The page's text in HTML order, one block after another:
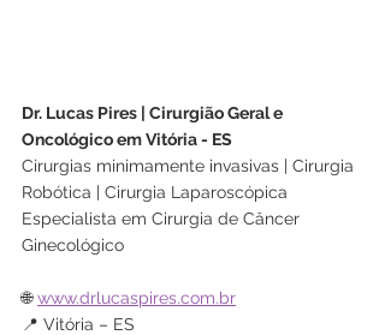
Dr. Lucas Pires | Cirurgião Geral e
Oncológico em Vitória - ES
Cirurgias minimamente invasivas | Cirurgia
Robótica | Cirurgia Laparoscópica
Especialista em Cirurgia de Câncer
Ginecológico
🌐 www.drlucaspires.com.br
📍 Vitória – ES